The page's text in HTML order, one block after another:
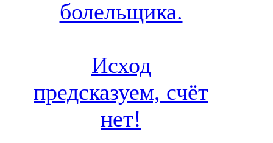
болельщика.
Исход
предсказуем, счёт
нет!